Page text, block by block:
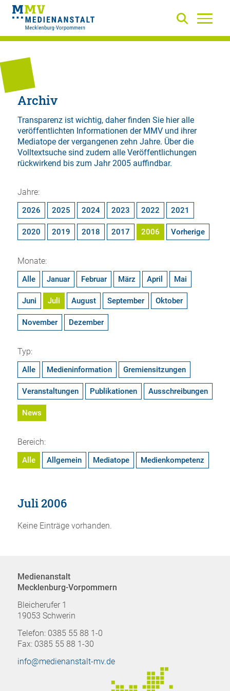
Archiv
Transparenz ist wichtig, daher finden Sie hier alle
veröffentlichten Informationen der MMV und ihrer
Mediatope der vergangenen zehn Jahre. Über die
Volltextsuchesind zudem alle Veröffentlichungen
rückwirkend bis zum Jahr 2005 auffindbar.
Jahre:
2026 2025 2024 2023 2022 2021
2020 2019 2018 2017 2006 Vorherige
Monate:
Alle Januar Februar März April Mai
Juni Juli August September Oktober
November Dezember
Typ:
Alle Medieninformation Gremiensitzungen
Veranstaltungen Publikationen Ausschreibungen
News
Bereich:
Alle Allgemein Mediatope Medienkompetenz
Juli 2006
Keine Einträge vorhanden.
Medienanstalt
Mecklenburg-Vorpommern
Bleicherufer 1
19053 Schwerin
Telefon: 0385 55 88 1-0
Fax: 0385 55 88 1-30
info@medienanstalt-mv.de